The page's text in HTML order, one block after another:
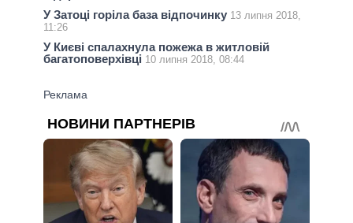
У Затоці горіла база відпочинку 13 липня 2018,
11:26
У Києві спалахнула пожежа в житловій
багатоповерхівці 10 липня 2018, 08:44